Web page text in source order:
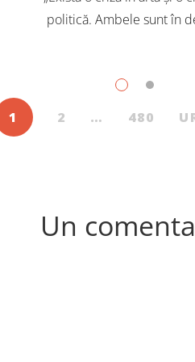
politică. Ambele sunt în
Situația poate fi salvată
1 2 … 480
Un